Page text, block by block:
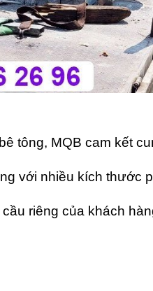
tông, MQB cam kết
với nhiều kích thước
riêng của khách